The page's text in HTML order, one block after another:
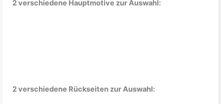
2 verschiedene Hauptmotive zur Auswahl:
2 verschiedene Rückseiten zur Auswahl: